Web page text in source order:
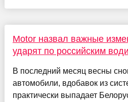
Motor назвал важные
ударят по российским
В последний месяц весны
автомобили, вдобавок из
практически выпадает